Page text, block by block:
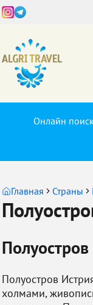
Онлайн
Главная Страны
Полуостров
холмами,